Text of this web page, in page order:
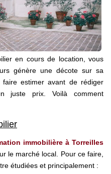
en cours de location, vous
génère une décote sur sa
estimer avant de rédiger
juste prix. Voilà comment
immobilière à Torreilles
le marché local. Pour ce faire,
étudiées et principalement :